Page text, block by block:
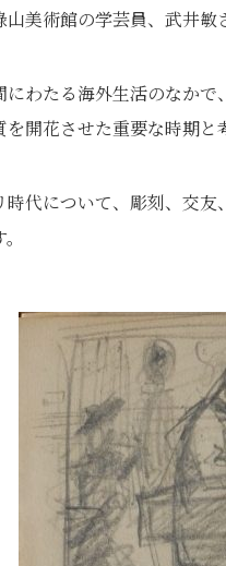
美術館の学芸員、武井敏
にわたる海外生活のなか
開花させた重要な時期と
代について、彫刻、交